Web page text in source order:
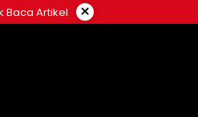
Baca Artikel ×